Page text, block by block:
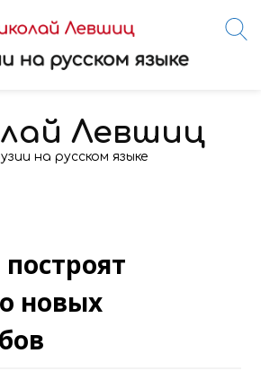
Левшиц
на русском языке
новых